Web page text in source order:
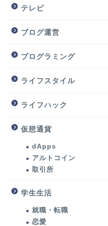
テレビ
ブログ運営
プログラミング
ライフスタイル
ライフハック
仮想通貨
dApps
アルトコイン
取引所
学生生活
就職・転職
恋愛